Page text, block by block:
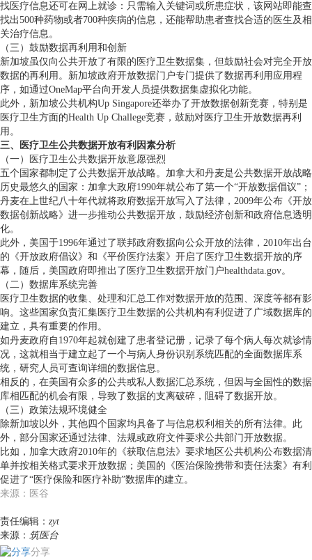
找医疗信息还可在网上就诊：只需输入关键词或所患症状，该网站即能查
找出500种药物或者700种疾病的信息，还能帮助患者查找合适的医生及相
关治疗信息。
（三）鼓励数据再利用和创新
新加坡虽仅向公共开放了有限的医疗卫生数据集，但鼓励社会对完全开放
数据的再利用。新加坡政府开放数据门户专门提供了数据再利用应用程
序，如通过OneMap平台向开发人员提供数据集虚拟化功能。
此外，新加坡公共机构Up Singapore还举办了开放数据创新竞赛，特别是
医疗卫生方面的Health Up Challege竞赛，鼓励对医疗卫生开放数据再利
用。
三、医疗卫生公共数据开放有利因素分析
（一）医疗卫生公共数据开放意愿强烈
五个国家都制定了公共数据开放战略。加拿大和丹麦是公共数据开放战略
历史最悠久的国家：加拿大政府1990年就公布了第一个“开放数据倡议”；
丹麦在上世纪八十年代就将政府数据开放写入了法律，2009年公布《开放
数据创新战略》进一步推动公共数据开放，鼓励经济创新和政府信息透明
化。
此外，美国于1996年通过了联邦政府数据向公众开放的法律，2010年出台
的《开放政府倡议》和《平价医疗法案》开启了医疗卫生数据开放的序
幕，随后，美国政府即推出了医疗卫生数据开放门户healthdata.gov。
（二）数据库系统完善
医疗卫生数据的收集、处理和汇总工作对数据开放的范围、深度等都有影
响。这些国家负责汇集医疗卫生数据的公共机构有利促进了广域数据库的
建立，具有重要的作用。
如丹麦政府自1970年起就创建了患者登记册，记录了每个病人每次就诊情
况，这就相当于建立起了一个与病人身份识别系统匹配的全面数据库系
统，研究人员可查询详细的数据信息。
相反的，在美国有众多的公共或私人数据汇总系统，但因与全国性的数据
库相匹配的机会有限，导致了数据的支离破碎，阻碍了数据开放。
（三）政策法规环境健全
除新加坡以外，其他四个国家均具备了与信息权利相关的所有法律。此
外，部分国家还通过法律、法规或政府文件要求公共部门开放数据。
比如，加拿大政府2010年的《获取信息法》要求地区公共机构公布数据清
单并按相关格式要求开放数据；美国的《医治保险携带和责任法案》有利
促进了“医疗保险和医疗补助”数据库的建立。
来源：医谷
责任编辑： zyt
来源： 筑医台
分享